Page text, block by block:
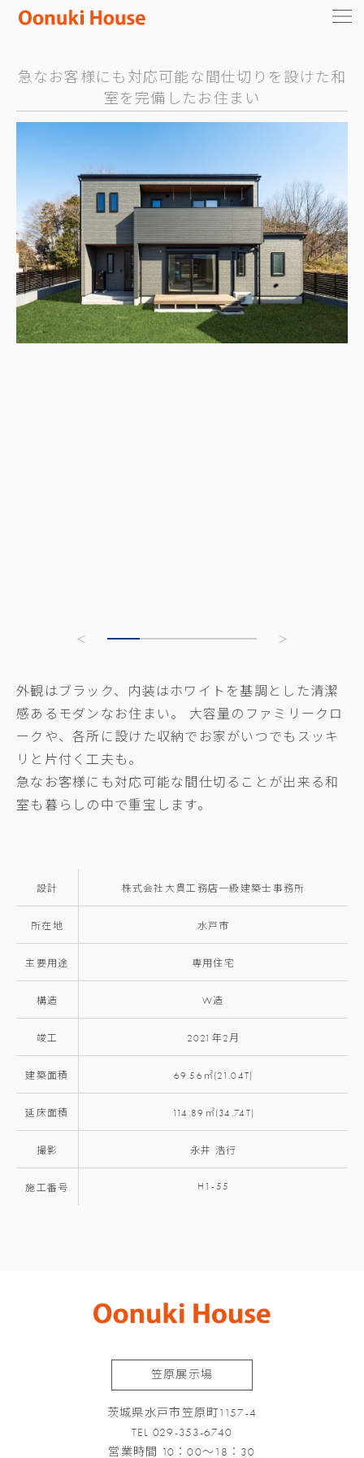
急なお客様にも対応可能な間仕切りを設けた和
室を完備したお住まい
外観はブラック、内装はホワイトを基調とした清潔
感あるモダンなお住まい。 大容量のファミリークロ
ークや、各所に設けた収納でお家がいつでもスッキ
リと片付く工夫も。
急なお客様にも対応可能な間仕切ることが出来る和
室も暮らしの中で重宝します。
設計 株式会社大貫工務店一級建築士事務所
所在地 水戸市
主要用途 専用住宅
構造 W造
竣工 2021年2月
建築面積 69.56㎡(21.04T)
延床面積 114.89㎡(34.74T)
撮影 永井 浩行
施工番号 H1-55
笠原展示場
茨城県水戸市笠原町1157-4
TEL 029-353-6740
営業時間 10：00～18：30